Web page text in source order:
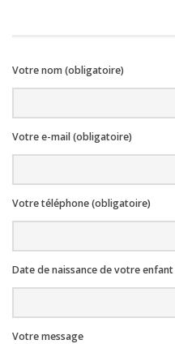
Votre nom (obligatoire)
Votre e-mail (obligatoire)
Votre téléphone (obligatoire)
Date de naissance de votre
Votre message